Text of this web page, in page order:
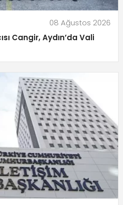
08 Ağustos 2026
Cangir, Aydın’da Vali